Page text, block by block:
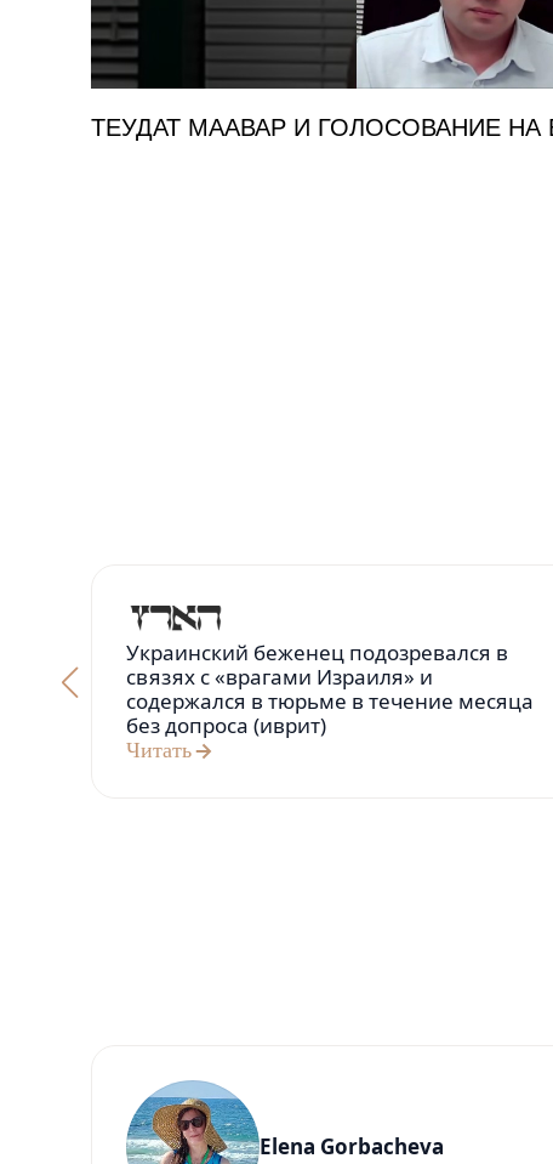
ТЕУДАТ МААВАР И ГОЛОСОВАНИЕ НА
Украинский беженец подозревался в
связях с «врагами Израиля» и
содержался в тюрьме в течение месяца
без допроса (иврит)
Читать
Elena Gorbacheva